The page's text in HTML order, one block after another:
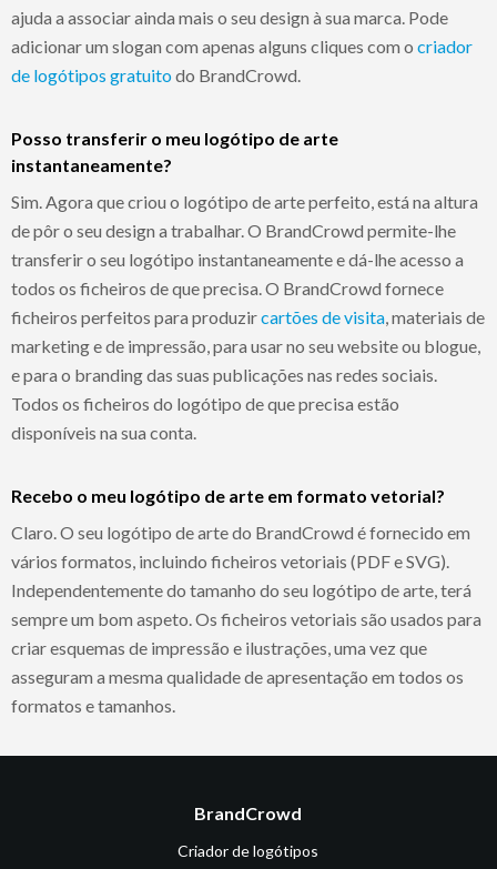
ajuda a associar ainda mais o seu design à sua marca. Pode
adicionar um slogan com apenas alguns cliques com o criador
de logótipos gratuitodo BrandCrowd.
Posso transferir o meu logótipo de arte
instantaneamente?
Sim. Agora que criou o logótipo de arte perfeito, está na altura
de pôr o seu design a trabalhar. O BrandCrowd permite-lhe
transferir o seu logótipo instantaneamente e dá-lhe acesso a
todos os ficheiros de que precisa. O BrandCrowd fornece
ficheiros perfeitos para produzircartões de visita , materiais de
marketing e de impressão, para usar no seu website ou blogue,
e para o branding das suas publicações nas redes sociais.
Todos os ficheiros do logótipo de que precisa estão
disponíveis na sua conta.
Recebo o meu logótipo de arte em formato vetorial?
Claro. O seu logótipo de arte do BrandCrowd é fornecido em
vários formatos, incluindo ficheiros vetoriais (PDF e SVG).
Independentemente do tamanho do seu logótipo de arte, terá
sempre um bom aspeto. Os ficheiros vetoriais são usados para
criar esquemas de impressão e ilustrações, uma vez que
asseguram a mesma qualidade de apresentação em todos os
formatos e tamanhos.
BrandCrowd
Criador de logótipos